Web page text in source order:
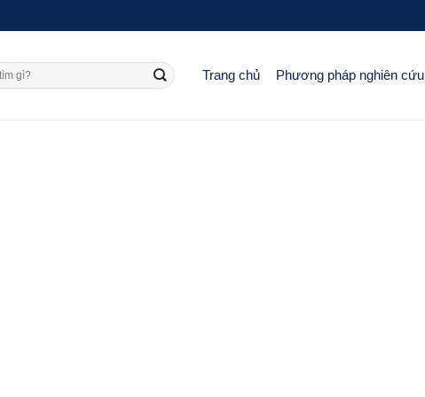
Trang chủ Phương pháp nghiên cứu